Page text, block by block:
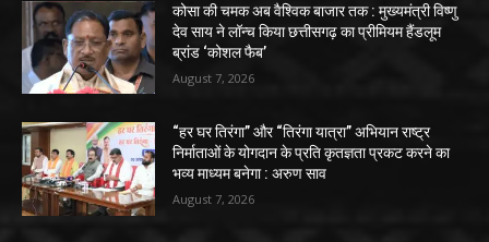
कोसा की चमक अब वैश्विक बाजार तक : मुख्यमंत्री विष्णु
देव साय ने लॉन्च किया छत्तीसगढ़ का प्रीमियम हैंडलूम
ब्रांड ‘कोशल फैब’
August 7, 2026
“हर घर तिरंगा” और “तिरंगा यात्रा” अभियान राष्ट्र
निर्माताओं के योगदान के प्रति कृतज्ञता प्रकट करने का
भव्य माध्यम बनेगा : अरुण साव
August 7, 2026